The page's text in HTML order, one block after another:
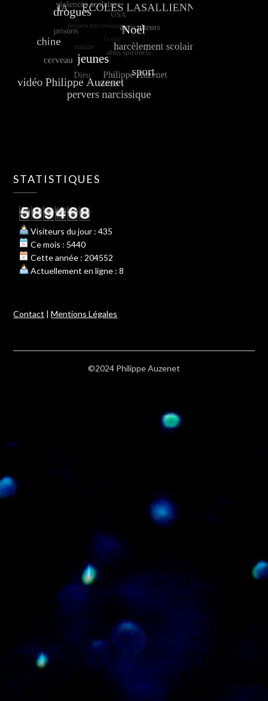
STATISTIQUES
Visiteurs du jour : 435
Ce mois : 5440
Cette année : 204552
Actuellement en ligne : 8
Contact |Mentions Légales
©2024 Philippe Auzenet